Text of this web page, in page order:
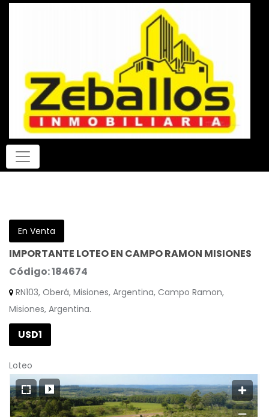
En Venta
IMPORTANTE LOTEO EN CAMPO RAMON MISIONES
Código: 184674
RN103, Oberá, Misiones, Argentina, Campo Ramon,
Misiones, Argentina.
USD1
Loteo